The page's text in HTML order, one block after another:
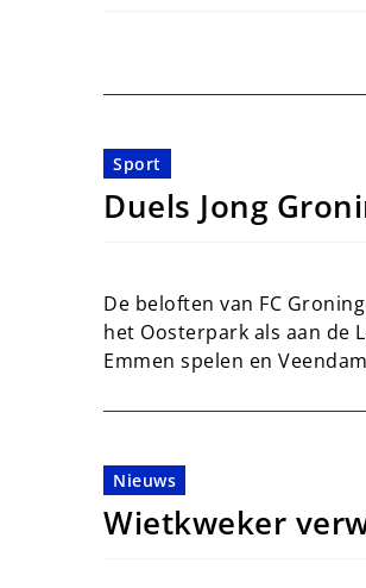
Sport
Duels Jong
De beloften van FC
het Oosterpark als aan de
Emmen spelen en
Nieuws
Wietkweker